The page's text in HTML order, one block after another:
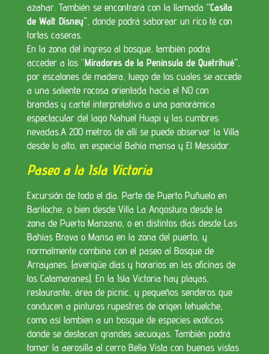
azahar. También se encontrará con la llamada “Casita
de Walt Disney”, donde podrá saborear un rico té con
tortas caseras.
En la zona del ingreso al bosque, también podrá
acceder a los “Miradores de la Península de Quetrihué”,
por escalones de madera, luego de los cuales se accede
a una saliente rocosa orientada hacia el NO con
brandas y cartel interpretativo a una panorámica
espectacular del lago Nahuel Huapi y las cumbres
nevadas.A 200 metros de allí se puede observar la Villa
desde lo alto, en especial Bahía mansa y El Messidor.
Paseo a la Isla Victoria
Excursión de todo el día. Parte de Puerto Puñuelo en
Bariloche, o bien desde Villa La Angostura desde la
zona de Puerto Manzano, o en distintos días desde Las
Bahías Brava o Mansa en la zona del puerto, y
normalmente combina con el paseo al Bosque de
Arrayanes. (averigüe días y horarios en las oficinas de
los Catamaranes). En la Isla Victoria hay playas,
restaurante, área de picnic, y pequeños senderos que
conducen a pinturas rupestres de origen tehuelche,
como así tambien a un bosque de especies exóticas
donde se destacan grandes secuoyas. También podrá
tomar la aerosilla al cerro Bella Vista con buenas vistas